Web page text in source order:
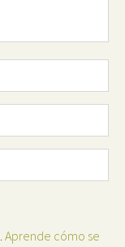
Aprende cómo se